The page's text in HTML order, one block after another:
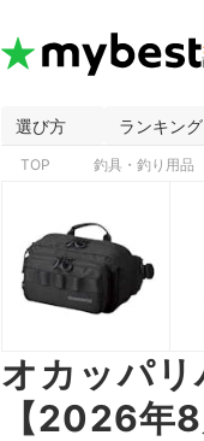
選び方 ランキング
TOP 釣具・釣り用品
オカッパ
【2026年8